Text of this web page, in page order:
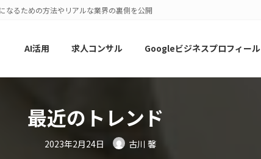
なるための方法やリアルな業界の裏側を公開
AI活用 求人コンサル Googleビジネスプロフィール
最近のトレンド
2023年2月24日 古川 馨